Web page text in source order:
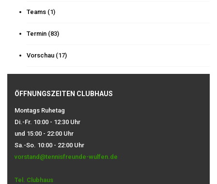
Teams (1)
Termin (83)
Vorschau (17)
ÖFFNUNGSZEITEN CLUBHAUS
Montags Ruhetag
Di.-Fr. 10:00 - 12:30 Uhr
und 15:00 - 22:00 Uhr
Sa.-So. 10:00 - 22:00 Uhr
vorstand@tennisfreunde-wulfen.de
Tel. Clubhaus